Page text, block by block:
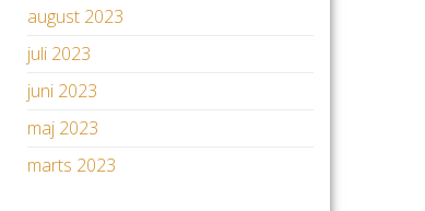
august 2023
juli 2023
juni 2023
maj 2023
marts 2023